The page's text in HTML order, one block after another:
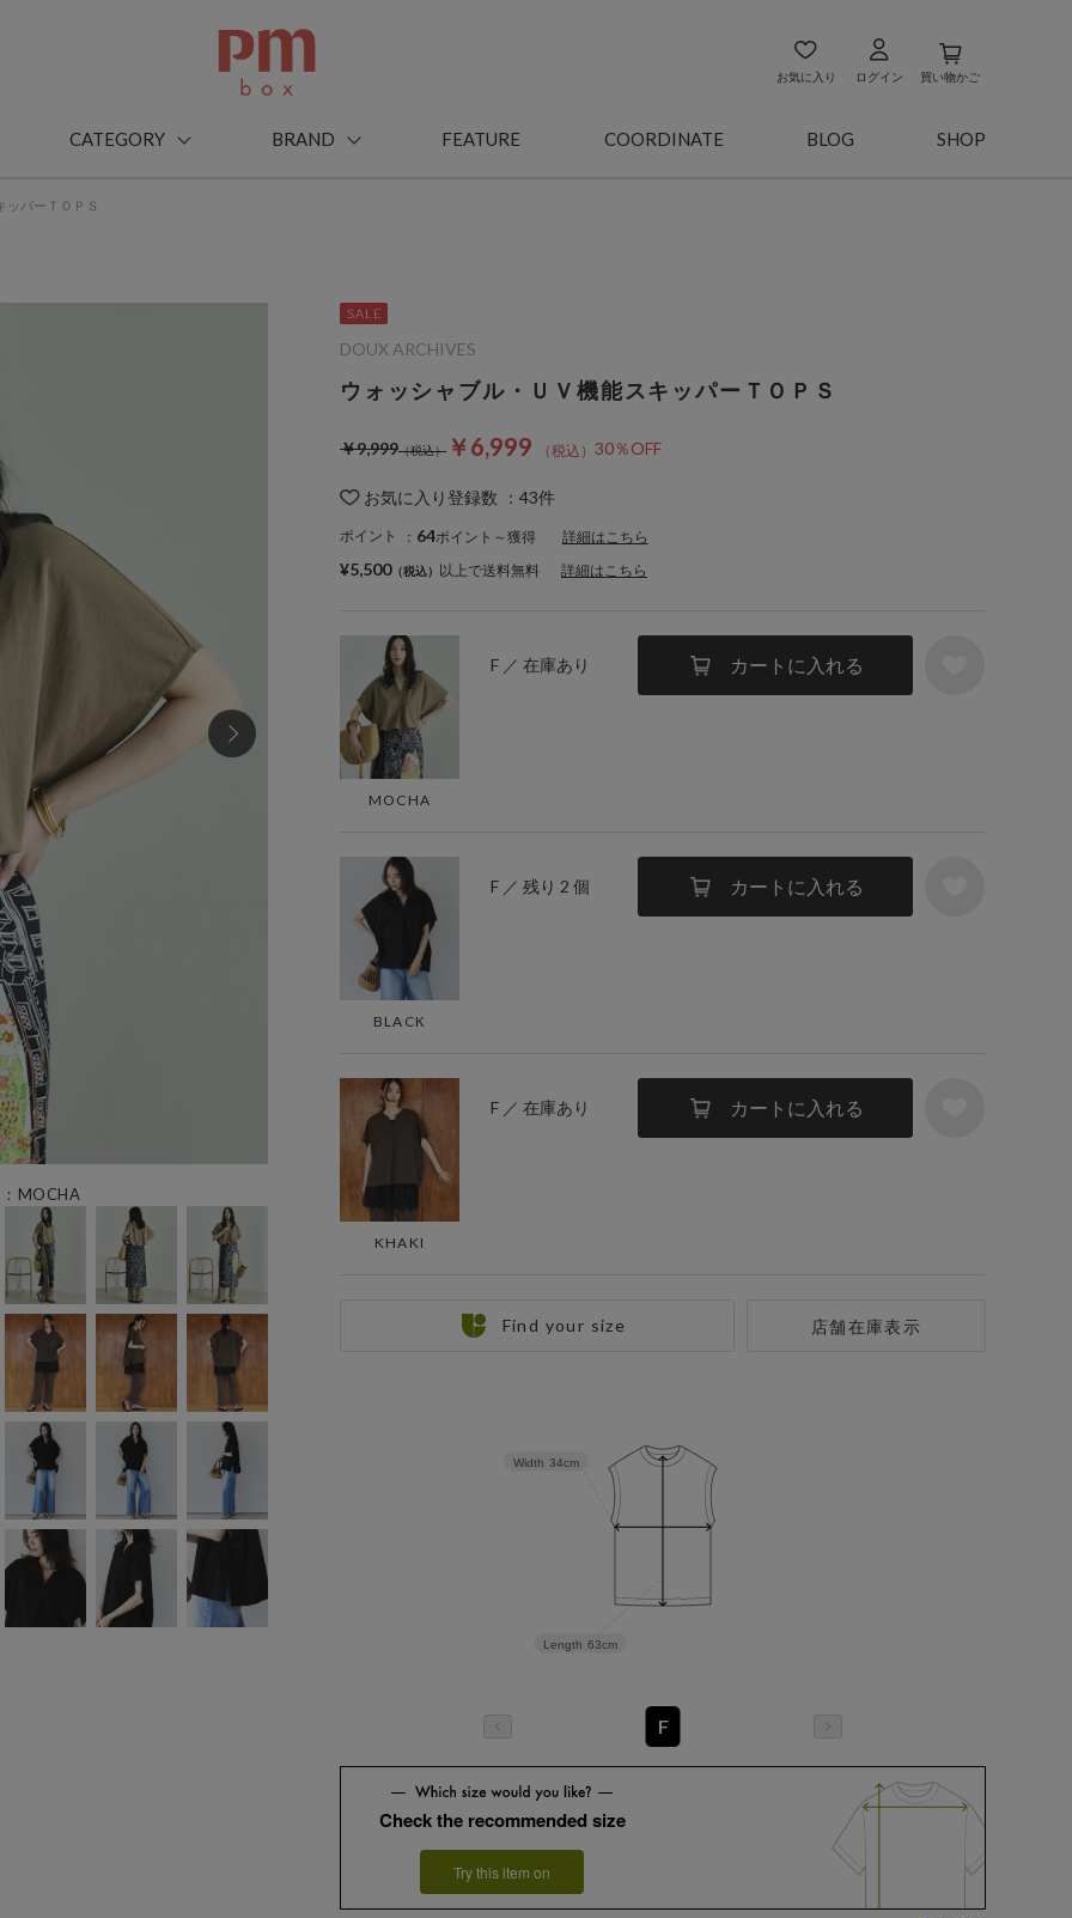
お気に入り ログイン 買い物かご
CATEGORY BRAND FEATURE COORDINATE BLOG SHOP
ッパーＴＯＰＳ
MOCHA
ウォッシャブル・ＵＶ機能スキッパーＴＯＰＳ
￥6,999 30％OFF
￥9,999
お気に入り登録数 ：43件
ポイント ： 64ポイント～獲得 詳細はこちら
MOCHA
F ／ 在庫あり カートに入れる
BLACK
F ／ 残り 2 個 カートに入れる
KHAKI
F ／ 在庫あり カートに入れる
店舗在庫表示
DOUX ARCHIVES
¥5,500 以上で送料無料 詳細はこちら
Find your size
Length 63cm
Width 34cm
F
Check the recommended size
Try this item on